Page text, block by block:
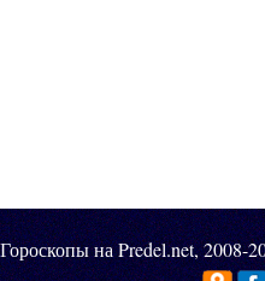
Гороскопы на Predel.net, 2008-